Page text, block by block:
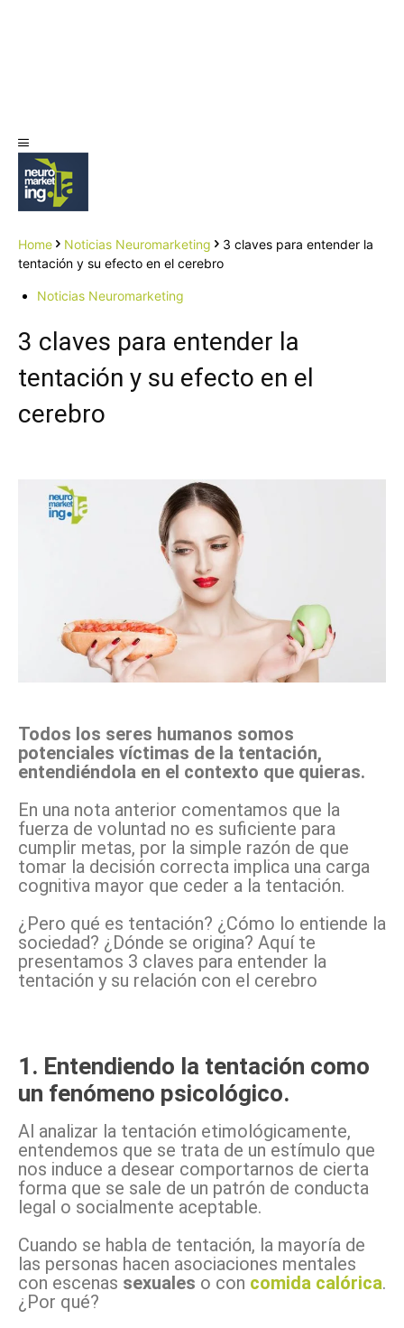
Home Noticias Neuromarketing
3 claves para entender la
tentación y su efecto en el cerebro
Noticias Neuromarketing
3 claves para entender la
tentación y su efecto en el
cerebro
Todos los seres humanos somos
potenciales víctimas de la tentación,
entendiéndola en el contexto que quieras.
En una nota anterior comentamos que la
fuerza de voluntad no es suficiente para
cumplir metas, por la simple razón de que
tomar la decisión correcta implica una carga
cognitiva mayor que ceder a la tentación.
¿Pero qué es tentación? ¿Cómo lo entiende la
sociedad? ¿Dónde se origina? Aquí te
presentamos 3 claves para entender la
tentación y su relación con el cerebro
1. Entendiendo la tentación como
un fenómeno psicológico.
Al analizar la tentación etimológicamente,
entendemos que se trata de un estímulo que
nos induce a desear comportarnos de cierta
forma que se sale de un patrón de conducta
legal o socialmente aceptable.
Cuando se habla de tentación, la mayoría de
las personas hacen asociaciones mentales
con escenas sexuales o con comida calórica.
¿Por qué?